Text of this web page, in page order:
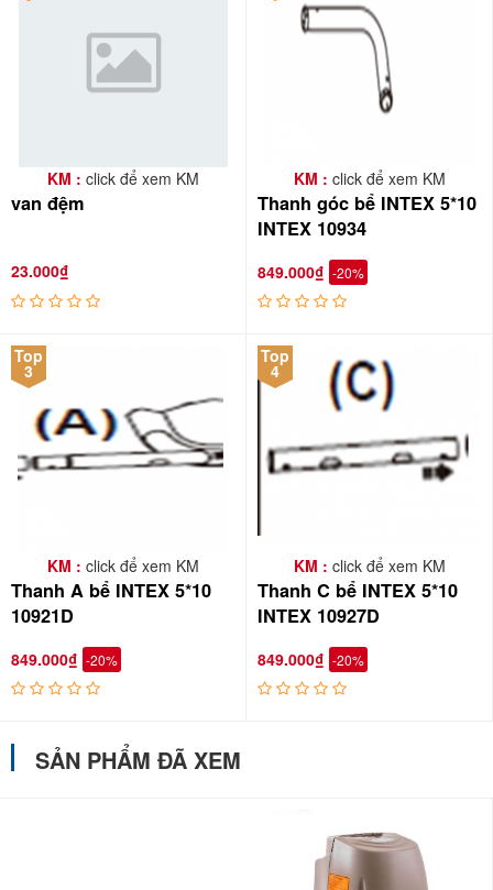
KM : click để xem KM
van đệm
23.000₫
KM : click để xem KM
Thanh góc bể INTEX 5*10
INTEX 10934
849.000₫ -20%
Top
3
KM : click để xem KM
Thanh A bể INTEX 5*10
10921D
849.000₫ -20%
Top
4
KM : click để xem KM
Thanh C bể INTEX 5*10
INTEX 10927D
849.000₫ -20%
SẢN PHẨM ĐÃ XEM